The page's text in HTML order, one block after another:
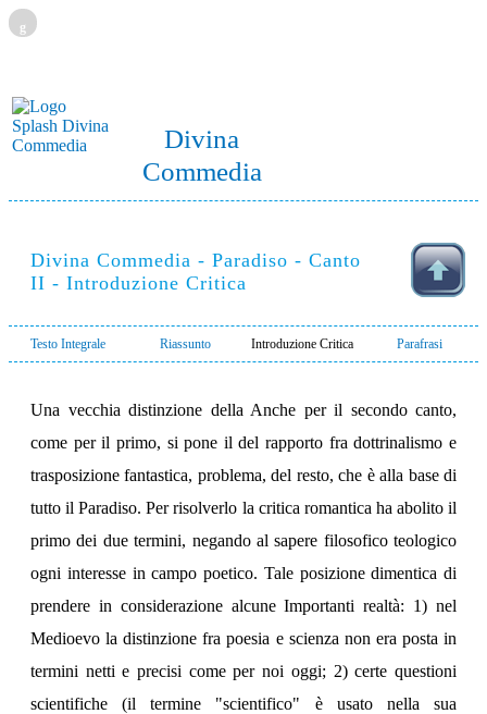
g
Divina
Commedia
Divina Commedia - Paradiso - Canto
II - Introduzione Critica
Testo Integrale Riassunto Introduzione Critica Parafrasi
Una vecchia distinzione della Anche per il secondo canto,
come per il primo, si pone il del rapporto fra dottrinalismo e
trasposizione fantastica, problema, del resto, che è alla base di
tutto il Paradiso. Per risolverlo la critica romantica ha abolito il
primo dei due termini, negando al sapere filosofico teologico
ogni interesse in campo poetico. Tale posizione dimentica di
prendere in considerazione alcune Importanti realtà: 1) nel
Medioevo la distinzione fra poesia e scienza non era posta in
termini netti e precisi come per noi oggi; 2) certe questioni
scientifiche (il termine "scientifico" è usato nella sua